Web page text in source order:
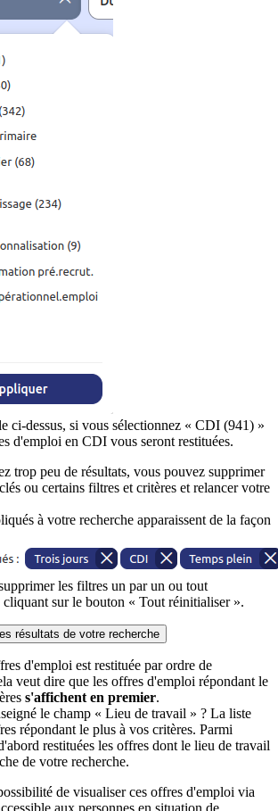
ci-dessus, si vous sélectionnez « CDI (941) »
d'emploi en CDI vous seront restituées.
trop peu de résultats, vous pouvez supprimer
ou certains filtres et critères et relancer votre
à votre recherche apparaissent de la façon
les filtres un par un ou tout
sur le bouton « Tout réinitialiser ».
résultats de votre recherche
d'emploi est restituée par ordre de
veut dire que les offres d'emploi répondant le
s'affichent en premier.
le champ « Lieu de travail » ? La liste
répondant le plus à vos critères. Parmi
restituées les offres dont le lieu de travail
de votre recherche.
de visualiser ces offres d'emploi via
aux personnes en situation de